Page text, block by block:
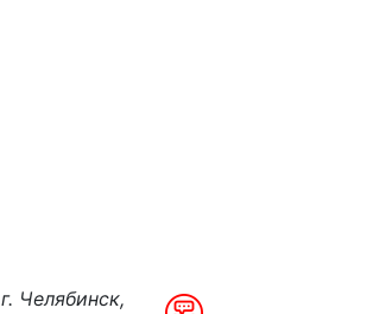
г. Челябинск,